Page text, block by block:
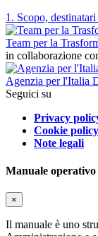
1. Scopo,
Team per la
in collaborazione
Agenzia per l'Italia
Seguici su
Privacy
Cookie policy
Note legali
Manuale operativo
×
Il manuale è uno